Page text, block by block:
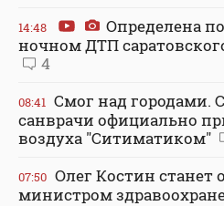
14:48
Определена
ночном ДТП
4
08:41 Смог над городами.
санврачи официально
воздуха "Ситиматиком"
07:50 Олег Костин станет
министром